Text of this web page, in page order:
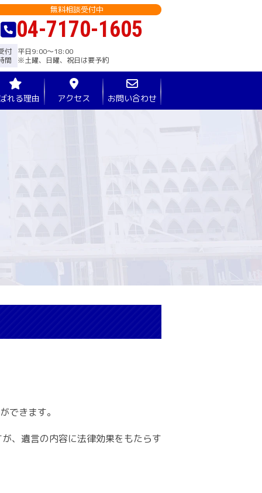
無料相談受付中
04-7170-1605
付
間
平日9:00〜18:00
※土曜、日曜、祝日は要予約
れる理由 アクセス お問い合わせ
できます。
、遺言の内容に法律効果をもたらす